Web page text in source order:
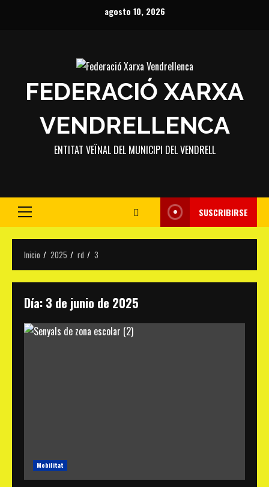
agosto 10, 2026
FEDERACIÓ XARXA
VENDRELLENCA
ENTITAT VEÏNAL DEL MUNICIPI DEL VENDRELL
Menú
SUSCRIBIRSE
Inicio 2025 rd 3
Día: 3 de junio de 2025
Mobilitat